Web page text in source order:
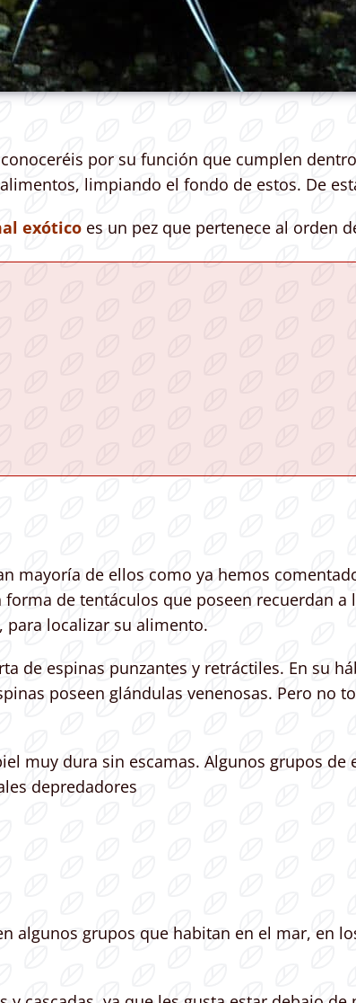
por su función que cumplen
limpiando el fondo de estos. De
exótico es un pez que pertenece al orden
mayoría de ellos como ya hemos
de tentáculos que poseen recuerdan a
localizar su alimento.
de espinas punzantes y retráctiles. En su
poseen glándulas venenosas. Pero no
muy dura sin escamas. Algunos grupos de
depredadores
algunos grupos que habitan en el mar, en